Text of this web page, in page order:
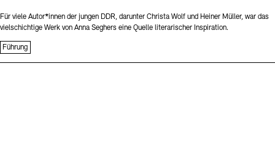
Für viele Autor*innen der jungen DDR, darunter Christa Wolf und Heiner Müller, war das
vielschichtige Werk von Anna Seghers eine Quelle literarischer Inspiration.
Führung